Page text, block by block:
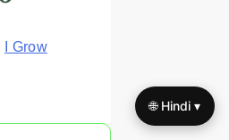
I Grow
🌐 Hindi ▾